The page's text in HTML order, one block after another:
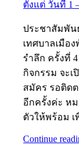
ตั้งแต่ วันที่ 1
ประชาสัมพัน
เทศบาลเมือ
รำลึก ครั้งที่
กิจกรรม จะเ
สมัคร รอติดต
อีกครั้งค่ะ ห
ตัวให้พร้อม เ
Continue